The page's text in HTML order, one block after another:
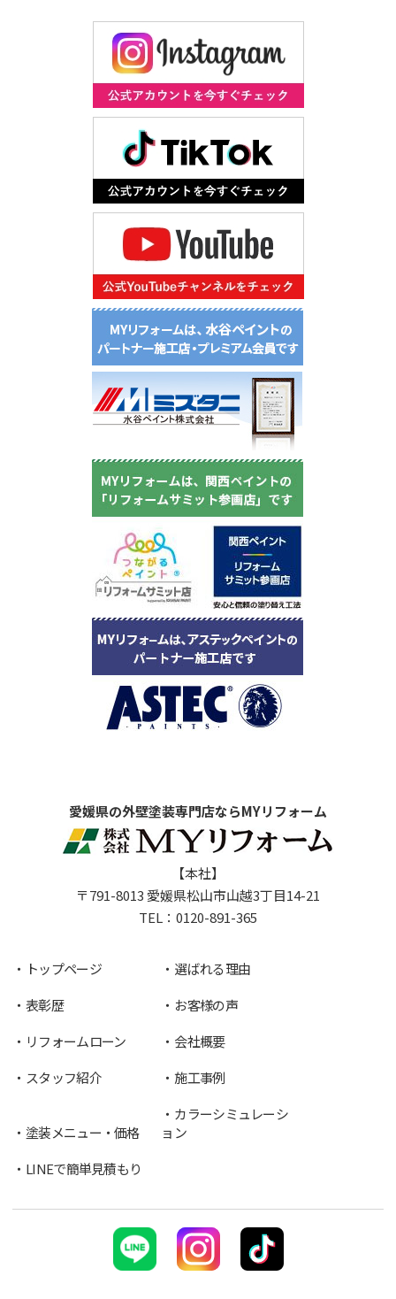
愛媛県の外壁塗装専門店ならMYリフォーム
【本社】
〒791-8013 愛媛県松山市山越3丁目14-21
TEL： 0120-891-365
トップページ
選ばれる理由
表彰歴
お客様の声
リフォームローン
会社概要
スタッフ紹介
施工事例
塗装メニュー・価格
カラーシミュレーシ
ョン
LINEで簡単見積もり